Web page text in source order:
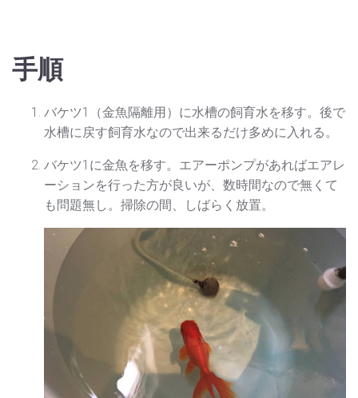
手順
バケツ1（金魚隔離用）に水槽の飼育水を移す。後で
水槽に戻す飼育水なので出来るだけ多めに入れる。
バケツ1に金魚を移す。エアーポンプがあればエアレ
ーションを行った方が良いが、数時間なので無くて
も問題無し。掃除の間、しばらく放置。